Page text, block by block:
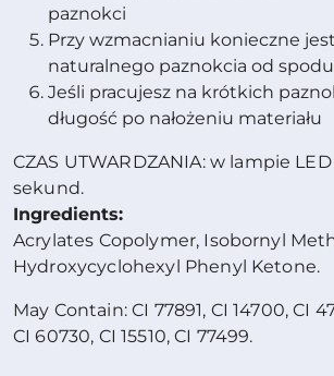
paznokci
Przy wzmacnianiu konieczne
naturalnego paznokcia od spodu
Jeśli pracujesz na krótkich
długość po nałożeniu materiału
CZAS UTWARDZANIA: w lampie
sekund.
Ingredients:
Acrylates Copolymer, Isobornyl
Hydroxycyclohexyl Phenyl Ketone.
May Contain: CI 77891, CI 14700, CI
CI 60730, CI 15510, CI 77499.